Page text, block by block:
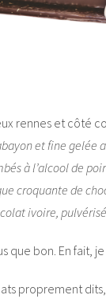
rennes et côté
et fine gelée
à l’alcool de
croquante de
ivoire,
que bon. En fait,
proprement